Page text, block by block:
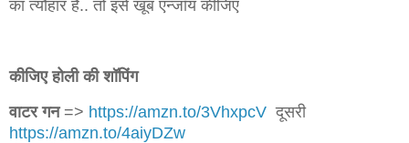
का त्यौहार है.. तो इसे खूब एन्जॉय कीजिए
कीजिए होली की शॉपिंग
वाटर गन=> https://amzn.to/3VhxpcV दूसरी
https://amzn.to/4aiyDZw